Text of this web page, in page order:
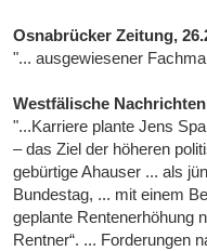
Osnabrücker Zeitung,
"... ausgewiesener
Westfälische
"...Karriere plante Jens
– das Ziel der höheren
gebürtige Ahauser ... als
Bundestag, ... mit einem
geplante Rentenerhöhung
Rentner“. ... Forderungen